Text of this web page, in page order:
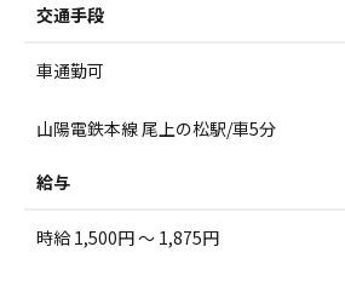
交通手段
車通勤可
山陽電鉄本線 尾上の松駅/車5分
給与
時給 1,500円 ～ 1,875円